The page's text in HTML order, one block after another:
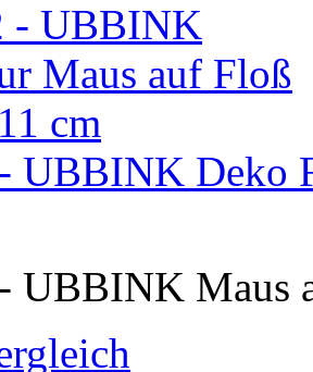
UBBINK Deko
UBBINK Maus